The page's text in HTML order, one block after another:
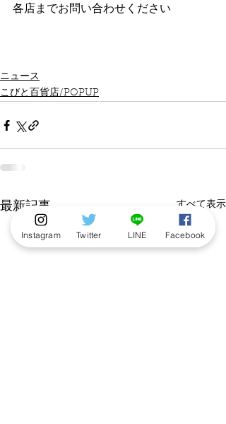
各店までお問い合わせください
ニュース
こびと百貨店/POPUP
最新記事 すべて表示
Instagram Twitter LINE Facebook